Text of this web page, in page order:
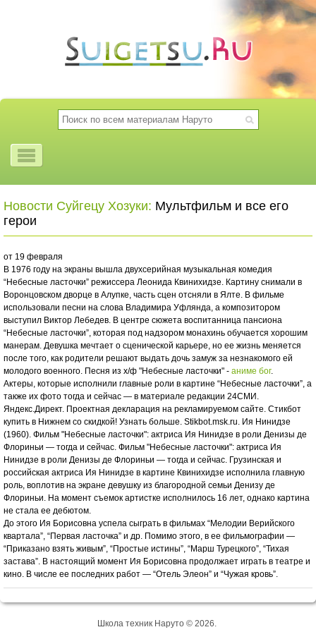
Новости Суйгецу Хозуки: Мультфильм и все его
герои
от 19 февраля
В 1976 году на экраны вышла двухсерийная музыкальная комедия
“Небесные ласточки” режиссера Леонида Квинихидзе. Картину снимали в
Воронцовском дворце в Алупке, часть сцен отсняли в Ялте. В фильме
использовали песни на слова Владимира Уфлянда, а композитором
выступил Виктор Лебедев. В центре сюжета воспитанница пансиона
“Небесные ласточки”, которая под надзором монахинь обучается хорошим
манерам. Девушка мечтает о сценической карьере, но ее жизнь меняется
после того, как родители решают выдать дочь замуж за незнакомого ей
молодого военного. Песня из х/ф "Небесные ласточки" - аниме бог.
Актеры, которые исполнили главные роли в картине “Небесные ласточки”, а
также их фото тогда и сейчас — в материале редакции 24СМИ.
Яндекс.Директ. Проектная декларация на рекламируемом сайте. Стикбот
купить в Нижнем со скидкой! Узнать больше. Stikbot.msk.ru. Ия Нинидзе
(1960). Фильм "Небесные ласточки": актриса Ия Нинидзе в роли Денизы де
Флориньи — тогда и сейчас. Фильм "Небесные ласточки": актриса Ия
Нинидзе в роли Денизы де Флориньи — тогда и сейчас. Грузинская и
российская актриса Ия Нинидзе в картине Квинихидзе исполнила главную
роль, воплотив на экране девушку из благородной семьи Денизу де
Флориньи. На момент съемок артистке исполнилось 16 лет, однако картина
не стала ее дебютом.
До этого Ия Борисовна успела сыграть в фильмах “Мелодии Верийского
квартала”, “Первая ласточка” и др. Помимо этого, в ее фильмографии —
“Приказано взять живым”, “Простые истины”, “Марш Турецкого”, “Тихая
застава”. В настоящий момент Ия Борисовна продолжает играть в театре и
кино. В числе ее последних работ — “Отель Элеон” и “Чужая кровь”.
Школа техник Наруто © 2026.